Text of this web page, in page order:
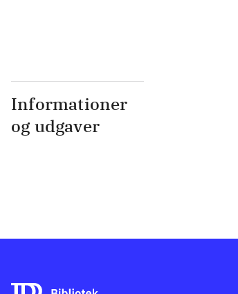
Informationer
og udgaver